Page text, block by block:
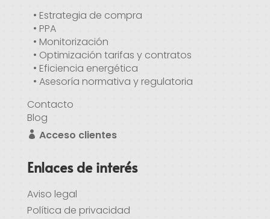
• Estrategia de compra
• PPA
• Monitorización
• Optimización tarifas y contratos
• Eficiencia energética
• Asesoría normativa y regulatoria
Contacto
Blog
Acceso clientes
Enlaces de interés
Aviso legal
Política de privacidad